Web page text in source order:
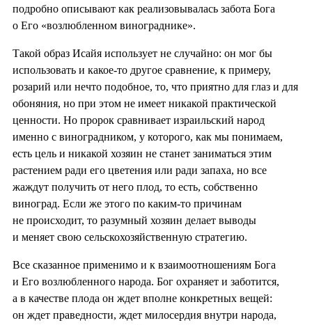
подробно описывают как реализовывалась забота Бога
о Его «возлюбленном винограднике».
Такой образ Исайя использует не случайно: он мог бы
использовать и какое-то другое сравнение, к примеру,
розарий или нечто подобное, то, что приятно для глаз и для
обоняния, но при этом не имеет никакой практической
ценности. Но пророк сравнивает израильский народ
именно с виноградником, у которого, как мы понимаем,
есть цель и никакой хозяин не станет заниматься этим
растением ради его цветения или ради запаха, но все
жаждут получить от него плод, то есть, собственно
виноград. Если же этого по каким-то причинам
не происходит, то разумный хозяин делает выводы
и меняет свою сельскохозяйственную стратегию.
Все сказанное применимо и к взаимоотношениям Бога
и Его возлюбленного народа. Бог охраняет и заботится,
а в качестве плода он ждет вполне конкретных вещей:
он ждет праведности, ждет милосердия внутри народа,